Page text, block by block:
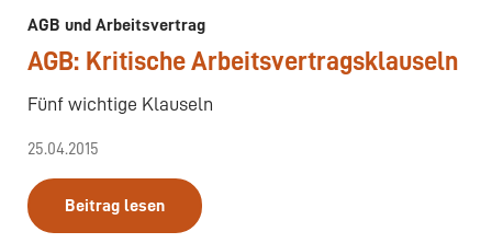
AGB und Arbeitsvertrag
AGB: Kritische Arbeitsvertragsklauseln
Fünf wichtige Klauseln
25.04.2015
Beitrag lesen